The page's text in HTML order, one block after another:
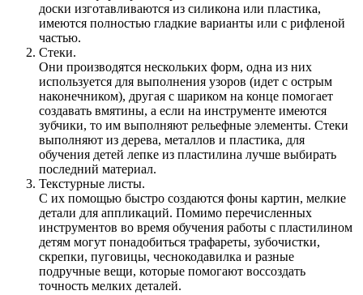
доски изготавливаются из силикона или пластика,
имеются полностью гладкие варианты или с рифленой
частью.
Стеки.
Они производятся нескольких форм, одна из них
используется для выполнения узоров (идет с острым
наконечником), другая с шариком на конце помогает
создавать вмятины, а если на инструменте имеются
зубчики, то им выполняют рельефные элементы. Стеки
выполняют из дерева, металлов и пластика, для
обучения детей лепке из пластилина лучше выбирать
последний материал.
Текстурные листы.
С их помощью быстро создаются фоны картин, мелкие
детали для аппликаций. Помимо перечисленных
инструментов во время обучения работы с пластилином
детям могут понадобиться трафареты, зубочистки,
скрепки, пуговицы, чеснокодавилка и разные
подручные вещи, которые помогают воссоздать
точность мелких деталей.